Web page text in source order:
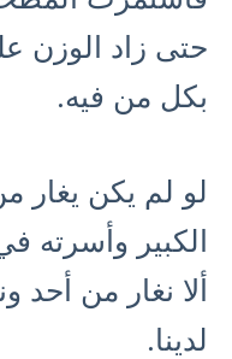
حتى زاد الوزن
بكل من فيه.
لو لم يكن يغار
الكبير وأسرته
ألا نغار من أحد
لدينا.